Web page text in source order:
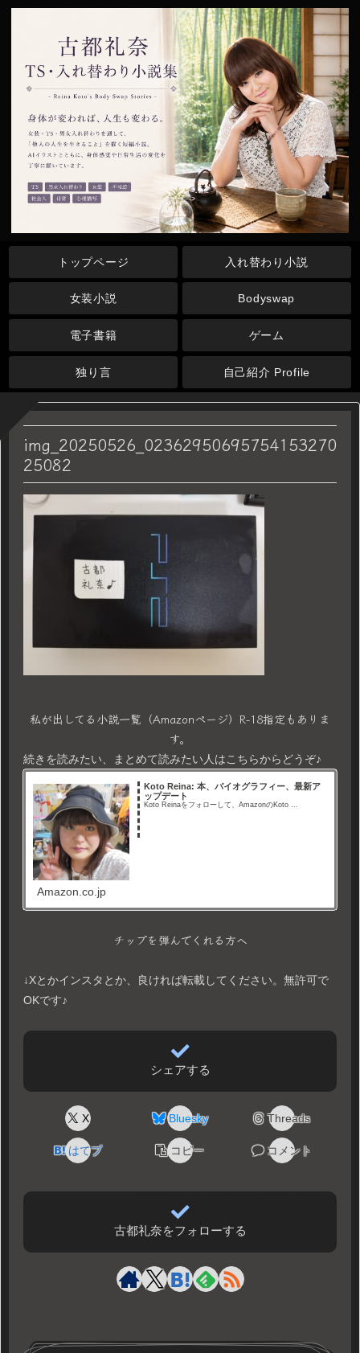
トップページ 入れ替わり小説
女装小説 Bodyswap
電子書籍 ゲーム
独り言 自己紹介 Profile
img_20250526_02362950695754153270
25082
私が出してる小説一覧（Amazonページ）R-18指定もありま
す。
続きを読みたい、まとめて読みたい人はこちらからどうぞ♪
Koto Reina: 本、バイオグラフィー、最新ア
ップデート
Koto Reinaをフォローして、AmazonのKoto ...
Amazon.co.jp
チップを弾んでくれる方へ
↓Xとかインスタとか、良ければ転載してください。無許可で
OKです♪
シェアする
X Bluesky Threads
はてブ コピー コメント
古都礼奈をフォローする